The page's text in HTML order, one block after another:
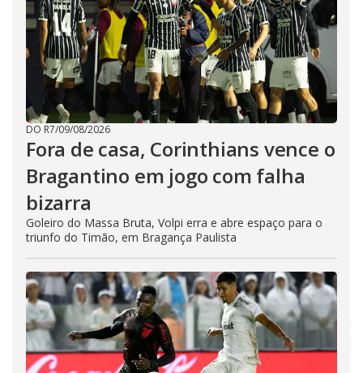
DO R7/09/08/2026
Fora de casa, Corinthians vence o
Bragantino em jogo com falha
bizarra
Goleiro do Massa Bruta, Volpi erra e abre espaço para o
triunfo do Timão, em Bragança Paulista